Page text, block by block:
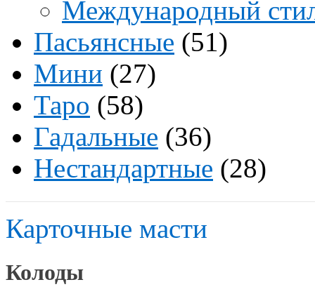
Международный
Пасьянсные (51)
Мини (27)
Таро (58)
Гадальные (36)
Нестандартные (28)
Карточные масти
Колоды